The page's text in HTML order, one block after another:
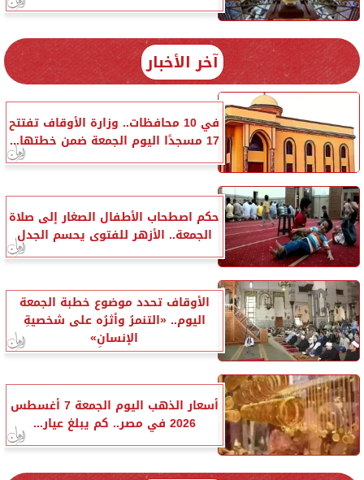
آخر الأخبار
في 10 محافظات.. وزارة الأوقاف تفتتح
17 مسجدًا اليوم الجمعة ضمن خطتها...
حكم اصطحاب الأطفال الصغار إلى صلاة
الجمعة.. الأزهر للفتوى يحسم الجدل
الأوقاف تحدد موضوع خطبة الجمعة
اليوم.. «التنمرُ وأثرُه على شخصيةِ
الإنسانِ»
أسعار الذهب اليوم الجمعة 7 أغسطس
2026 في مصر.. كم يبلغ عيار...